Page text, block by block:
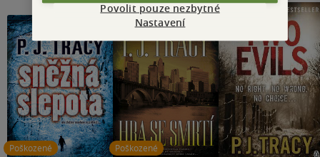
Poškozené Poškozené
Povolit pouze nezbytné
Nastavení